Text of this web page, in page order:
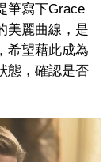
筆寫下Grace
美麗曲線，是
希望藉此成為
態，確認是否